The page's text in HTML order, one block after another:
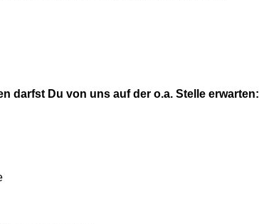
darfst Du von uns auf der o.a. Stelle erwarten: